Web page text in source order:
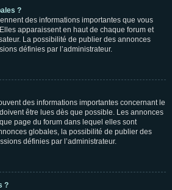
?
des informations importantes que vous
apparaissent en haut de chaque forum et
La possibilité de publier des annonces
définies par l’administrateur.
des informations importantes concernant le
être lues dès que possible. Les annonces
page du forum dans lequel elles sont
globales, la possibilité de publier des
définies par l’administrateur.
?